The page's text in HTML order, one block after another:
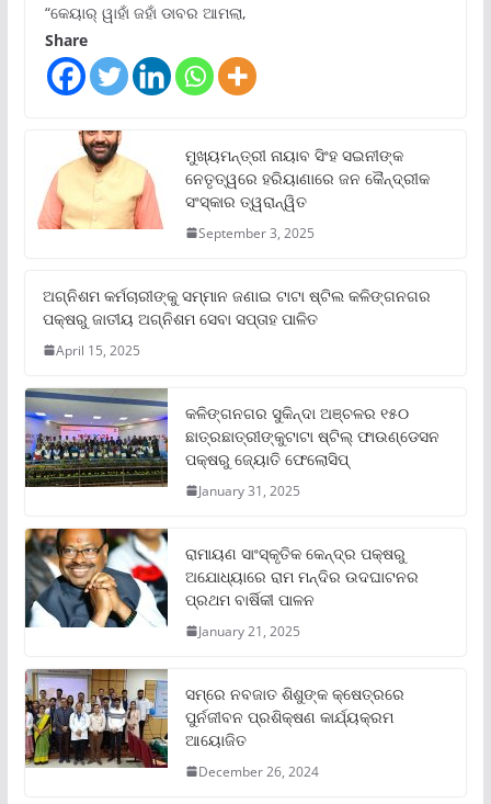
“କେୟାର୍ ୱାହାଁ ଜହାଁ ଡାବର ଆମଲା,
Share
ମୁଖ୍ୟମନ୍ତ୍ରୀ ନାୟାବ ସିଂହ ସଇନୀଙ୍କ
ନେତୃତ୍ୱରେ ହରିୟାଣାରେ ଜନ କୈନ୍ଦ୍ରୀକ
ସଂସ୍କାର ତ୍ୱରାନ୍ୱିତ
September 3, 2025
ଅଗ୍ନିଶମ କର୍ମଚାରୀଙ୍କୁ ସମ୍ମାନ ଜଣାଇ ଟାଟା ଷ୍ଟିଲ କଳିଙ୍ଗନଗର
ପକ୍ଷରୁ ଜାତୀୟ ଅଗ୍ନିଶମ ସେବା ସପ୍ତାହ ପାଳିତ
April 15, 2025
କଳିଙ୍ଗନଗର ସୁକିନ୍ଦା ଅଞ୍ଚଳର ୧୫୦
ଛାତ୍ରଛାତ୍ରୀଙ୍କୁଟାଟା ଷ୍ଟିଲ୍ ଫାଉଣ୍ଡେସନ
ପକ୍ଷରୁ ଜ୍ୟୋତି ଫେଲୋସିପ୍‌
January 31, 2025
ରାମାୟଣ ସାଂସ୍କୃତିକ କେନ୍ଦ୍ର ପକ୍ଷରୁ
ଅଯୋଧ୍ୟାରେ ରାମ ମନ୍ଦିର ଉଦଘାଟନର
ପ୍ରଥମ ବାର୍ଷିକୀ ପାଳନ
January 21, 2025
ସମ୍‌ରେ ନବଜାତ ଶିଶୁଙ୍କ କ୍ଷେତ୍ରରେ
ପୁର୍ନଜୀବନ ପ୍ରଶିକ୍ଷଣ କାର୍ଯ୍ୟକ୍ରମ
ଆୟୋଜିତ
December 26, 2024